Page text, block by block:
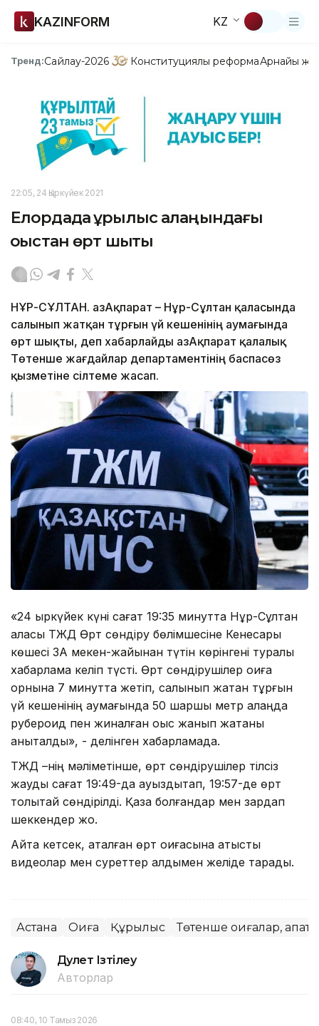
KAZINFORM KZ
Тренд:Сайлау-2026 Конституциялық реформаАрнайы
22:05, 24 Қыркүйек 2021
Елордада құрылыс алаңындағы
қоқыстан өрт шықты
НҰР-СҰЛТАН. ҚазАқпарат – Нұр-Сұлтан қаласында
салынып жатқан тұрғын үй кешенінің аумағында
өрт шықты, деп хабарлайды ҚазАқпарат қалалық
Төтенше жағдайлар департаментінің баспасөз
қызметіне сілтеме жасап.
«24 қыркүйек күні сағат 19:35 минутта Нұр-Сұлтан
қаласы ТЖД Өрт сөндіру бөлімшесіне Кенесары
көшесі 3А мекен-жайынан түтін көрінгені туралы
хабарлама келіп түсті. Өрт сөндірушілер оқиға
орнына 7 минутта жетіп, салынып жатқан тұрғын
үй кешенінің аумағында 50 шаршы метр алаңда
рубероид пен жиналған қоқыс жанып жатқаны
анықталды», - делінген хабарламада.
ТЖД –нің мәліметінше, өрт сөндірушілер тілсіз
жауды сағат 19:49-да ауыздықтап, 19:57-де өрт
толықтай сөндірілді. Қаза болғандар мен зардап
шеккендер жоқ.
Айта кетсек, аталған өрт оқиғасына қатысты
видеолар мен суреттер алдымен желіде тарады.
Астана Оқиға Құрылыс Төтенше оқиғалар,
Дәулет Ізтілеу
Авторлар
08:40, 10 Тамыз 2026